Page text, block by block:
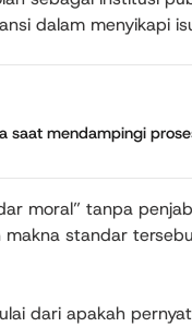
dalam menyikapi
saat mendampingi
moral” tanpa
standar
dari apakah